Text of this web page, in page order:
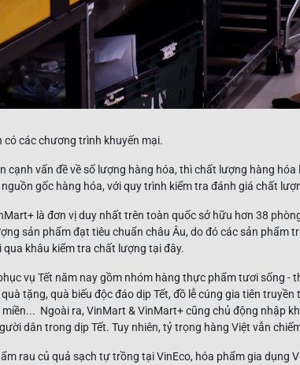
các chương trình khuyến mại.
cạnh vấn đề về số lượng hàng hóa, thì chất lượng hàng
gốc hàng hóa, với quy trình kiểm tra đánh giá chất
là đơn vị duy nhất trên toàn quốc sở hữu hơn 38
sản phẩm đạt tiêu chuẩn châu Âu, do đó các sản phẩm
khâu kiểm tra chất lượng tại đây.
vụ Tết năm nay gồm nhóm hàng thực phẩm tươi sống -
tặng, quà biếu độc đáo dịp Tết, đồ lễ cúng gia tiên
Ngoài ra, VinMart & VinMart+ cũng chủ động nhập
dân trong dịp Tết. Tuy nhiên, tỷ trọng hàng Việt vẫn
rau củ quả sạch tự trồng tại VinEco, hóa phẩm gia dụng